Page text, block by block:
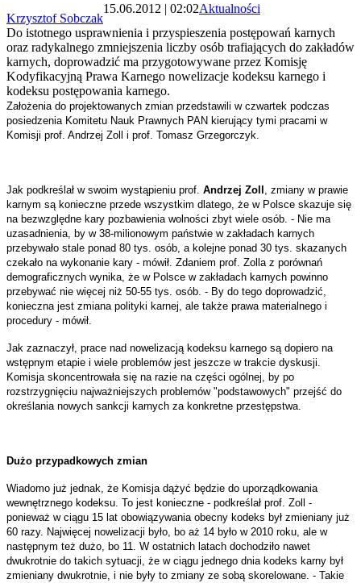
Krzysztof Sobczak
15.06.2012 | 02:02Aktualności
Do istotnego usprawnienia i przyspieszenia postępowań karnych
oraz radykalnego zmniejszenia liczby osób trafiających do zakładów
karnych, doprowadzić ma przygotowywane przez Komisję
Kodyfikacyjną Prawa Karnego nowelizacje kodeksu karnego i
kodeksu postępowania karnego.
Założenia do projektowanych zmian przedstawili w czwartek podczas
posiedzenia Komitetu Nauk Prawnych PAN kierujący tymi pracami w
Komisji prof. Andrzej Zoll i prof. Tomasz Grzegorczyk.
Jak podkreślał w swoim wystąpieniu prof. Andrzej Zoll , zmiany w prawie
karnym są konieczne przede wszystkim dlatego, że w Polsce skazuje się
na bezwzględne kary pozbawienia wolności zbyt wiele osób. - Nie ma
uzasadnienia, by w 38-milionowym państwie w zakładach karnych
przebywało stale ponad 80 tys. osób, a kolejne ponad 30 tys. skazanych
czekało na wykonanie kary - mówił. Zdaniem prof. Zolla z porównań
demograficznych wynika, że w Polsce w zakładach karnych powinno
przebywać nie więcej niż 50-55 tys. osób. - By do tego doprowadzić,
konieczna jest zmiana polityki karnej, ale także prawa materialnego i
procedury - mówił.
Jak zaznaczył, prace nad nowelizacją kodeksu karnego są dopiero na
wstępnym etapie i wiele problemów jest jeszcze w trakcie dyskusji.
Komisja skoncentrowała się na razie na części ogólnej, by po
rozstrzygnięciu najważniejszych problemów "podstawowych" przejść do
określania nowych sankcji karnych za konkretne przestępstwa.
Dużo przypadkowych zmian
Wiadomo już jednak, że Komisja dążyć będzie do uporządkowania
wewnętrznego kodeksu. To jest konieczne - podkreślał prof. Zoll -
ponieważ w ciągu 15 lat obowiązywania obecny kodeks był zmieniany już
60 razy. Najwięcej nowelizacji było, bo aż 14 było w 2010 roku, ale w
następnym też dużo, bo 11. W ostatnich latach dochodziło nawet
dwukrotnie do takich sytuacji, że w ciągu jednego dnia kodeks karny był
zmieniany dwukrotnie, i nie były to zmiany ze sobą skorelowane. - Takie